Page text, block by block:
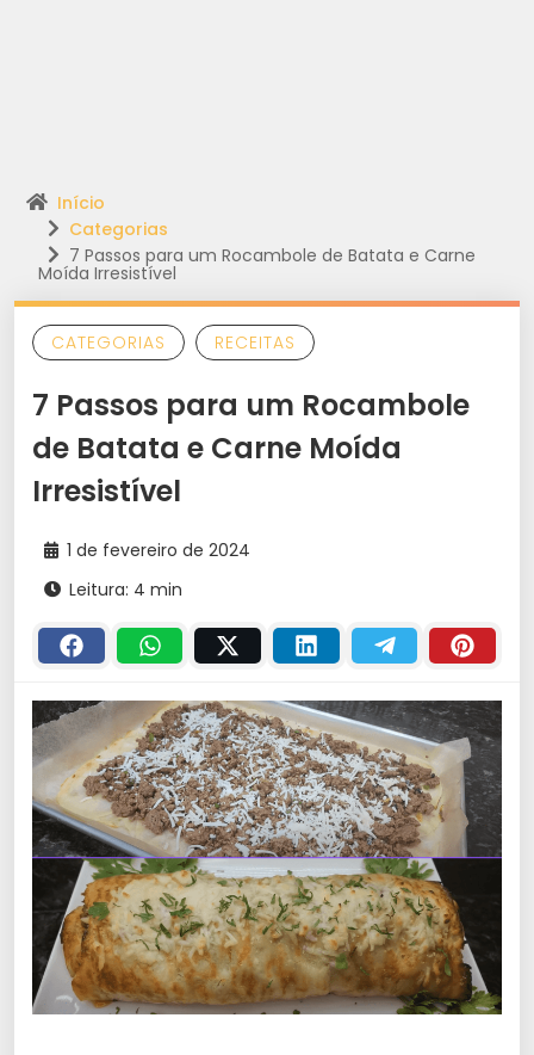
Início
Categorias
7 Passos para um Rocambole de Batata e Carne
Moída Irresistível
CATEGORIAS RECEITAS
7 Passos para um Rocambole
de Batata e Carne Moída
Irresistível
1 de fevereiro de 2024
Leitura: 4 min